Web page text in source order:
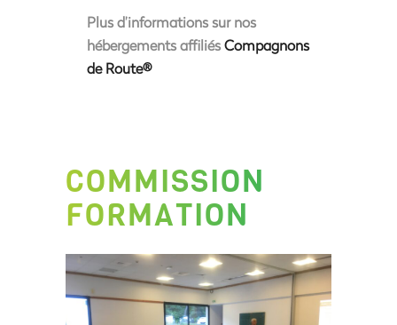
Plus d’informations sur nos
hébergements affiliésCompagnons
de Route®
COMMISSION
FORMATION